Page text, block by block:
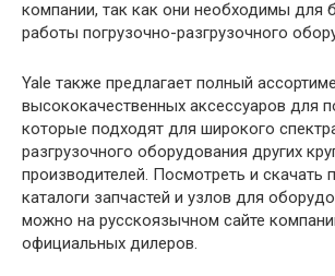
компании, так как они необходимы для
работы погрузочно-разгрузочного
Yale также предлагает полный
высококачественных аксессуаров для
которые подходят для широкого
разгрузочного оборудования других
производителей. Посмотреть и скачать
каталоги запчастей и узлов для
можно на русскоязычном сайте
официальных дилеров.